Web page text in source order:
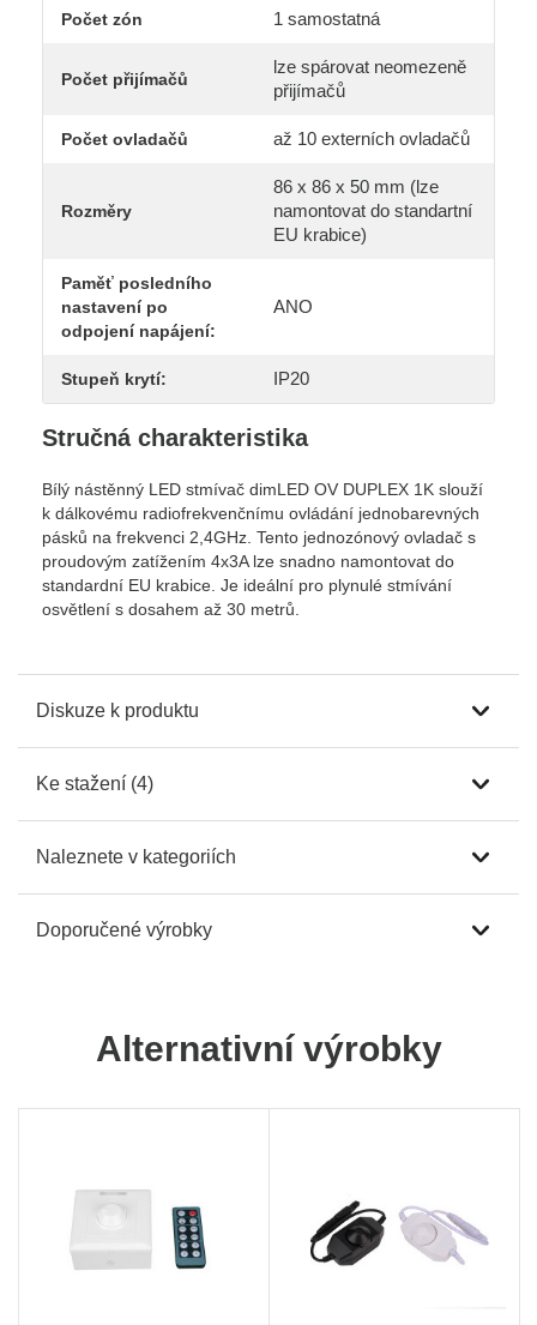
Počet zón 1 samostatná
Počet přijímačů
lze spárovat neomezeně
přijímačů
Počet ovladačů až 10 externích ovladačů
Rozměry
86 x 86 x 50 mm (lze
namontovat do standartní
EU krabice)
Paměť posledního
nastavení po
odpojení napájení:
ANO
Stupeň krytí: IP20
Stručná charakteristika
Bílý nástěnný LED stmívač dimLED OV DUPLEX 1K slouží
k dálkovému radiofrekvenčnímu ovládání jednobarevných
pásků na frekvenci 2,4GHz. Tento jednozónový ovladač s
proudovým zatížením 4x3A lze snadno namontovat do
standardní EU krabice. Je ideální pro plynulé stmívání
osvětlení s dosahem až 30 metrů.
Diskuze k produktu
Ke stažení (4)
Naleznete v kategoriích
Doporučené výrobky
Alternativní výrobky